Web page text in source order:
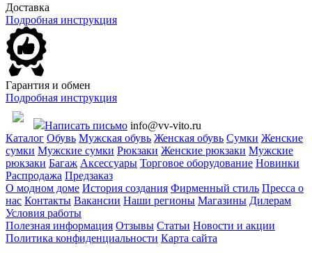
Доставка
Подробная инструкция
Гарантия и обмен
Подробная инструкция
Написать письмо info@vv-vito.ru
Каталог Обувь Мужская обувь Женская обувь Сумки Женские
сумки Мужские сумки Рюкзаки Женские рюкзаки Мужские
рюкзаки Багаж Аксессуары Торговое оборудование Новинки
Распродажа Предзаказ
О модном доме История создания Фирменный стиль Пресса о
нас Контакты Вакансии Наши регионы Магазины Дилерам
Условия работы
Полезная информация Отзывы Статьи Новости и акции
Политика конфиденциальности Карта сайта